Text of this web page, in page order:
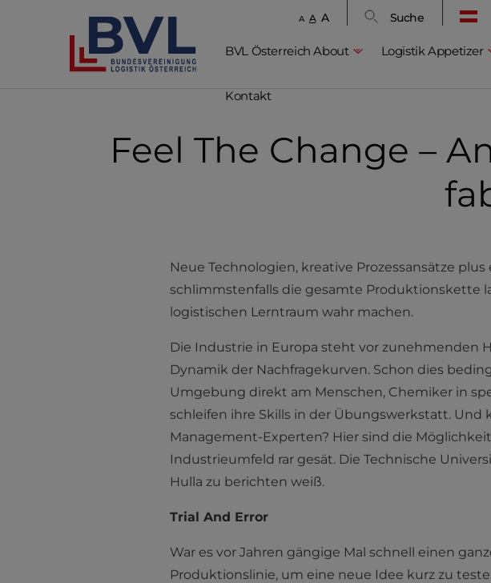
A A A Suche
BVL Österreich About Logistik Appetizer
Kontakt
Feel The Change –
Neue Technologien, kreative Prozessansätze
schlimmstenfalls die gesamte Produktionskette
logistischen Lerntraum wahr machen.
Die Industrie in Europa steht vor zunehmenden
Dynamik der Nachfragekurven. Schon dies
Umgebung direkt am Menschen, Chemiker in
schleifen ihre Skills in der Übungswerkstatt.
Management-Experten? Hier sind die
Industrieumfeld rar gesät. Die Technische
Hulla zu berichten weiß.
Trial And Error
War es vor Jahren gängige Mal schnell einen
Produktionslinie, um eine neue Idee kurz zu